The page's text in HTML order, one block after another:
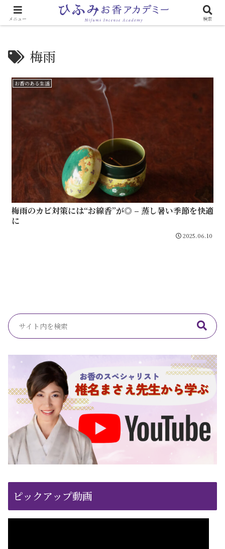
心と体に効く「お香のある生活」
梅雨
お香のある生活
梅雨のカビ対策には“お線香”が◎ – 蒸し暑い季節を快適
に
2025.06.10
ピックアップ動画
メニュー 検索